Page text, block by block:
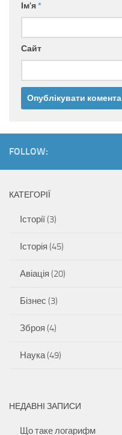
Ім'я*
Сайт
FOLLOW:
КАТЕГОРІЇ
Історії(3)
Історія (45)
Авіація (20)
Бізнес (3)
Зброя (4)
Наука(49)
НЕДАВНІ ЗАПИСИ
Що таке логарифм